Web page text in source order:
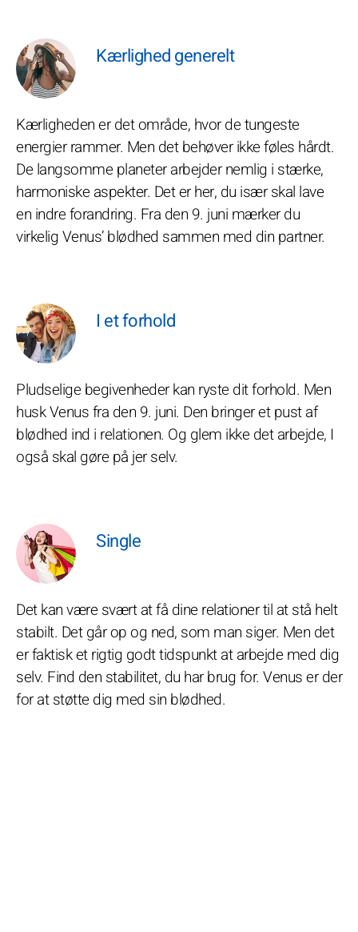
Kærlighed generelt
Kærligheden er det område, hvor de tungeste
energier rammer. Men det behøver ikke føles hårdt.
De langsomme planeter arbejder nemlig i stærke,
harmoniske aspekter. Det er her, du især skal lave
en indre forandring. Fra den 9. juni mærker du
virkelig Venus’ blødhed sammen med din partner.
I et forhold
Pludselige begivenheder kan ryste dit forhold. Men
husk Venus fra den 9. juni. Den bringer et pust af
blødhed ind i relationen. Og glem ikke det arbejde, I
også skal gøre på jer selv.
Single
Det kan være svært at få dine relationer til at stå helt
stabilt. Det går op og ned, som man siger. Men det
er faktisk et rigtig godt tidspunkt at arbejde med dig
selv. Find den stabilitet, du har brug for. Venus er der
for at støtte dig med sin blødhed.